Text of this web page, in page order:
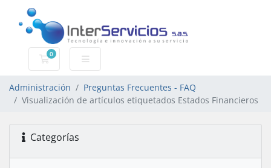
0
Carro de Pedidos
Administración
Preguntas Frecuentes - FAQ
Visualización de artículos etiquetados Estados Financieros
Categorías